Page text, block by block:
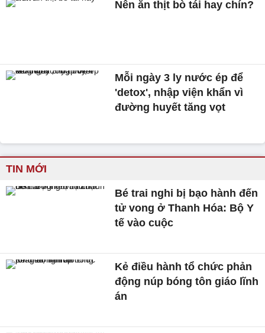
Nên ăn thịt bò tái hay chín?
Mỗi ngày 3 ly nước ép để
'detox', nhập viện khẩn vì
đường huyết tăng vọt
TIN MỚI
Bé trai nghi bị bạo hành đến
tử vong ở Thanh Hóa: Bộ Y
tế vào cuộc
Kẻ điều hành tổ chức phản
động núp bóng tôn giáo lĩnh
án